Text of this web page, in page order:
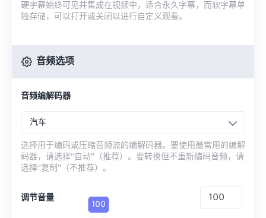
硬字幕始终可见并集成在视频中，适合永久字幕，而软字幕单
独存储，可以打开或关闭以进行自定义观看。
音频选项
音频编解码器
汽车
选择用于编码或压缩音频流的编解码器。要使用最常用的编解
码器，请选择“自动”（推荐）。要转换但不重新编码音频，请
选择“复制”（不推荐）。
调节音量
100